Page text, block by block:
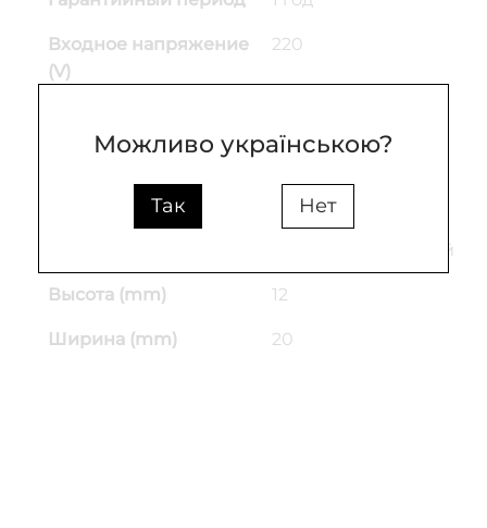
Входное напряжение
(V)
220
Материал плафона
Цвет основы коричневый
белый; коричневый
Высота (mm) 12
Ширина (mm) 20
Можливо українською?
Так Нет